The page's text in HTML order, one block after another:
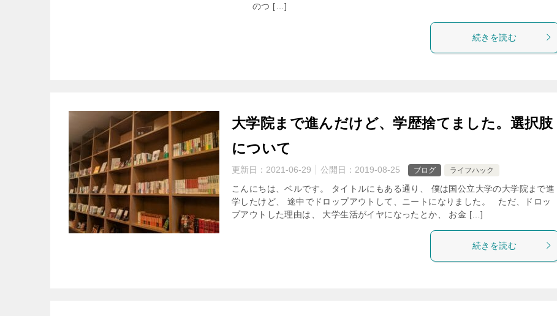
のつ […]
続きを読む
大学院まで進んだけど、学歴捨てました。選択肢
について
更新日： 2021-06-29 公開日： 2019-08-25 ブログ ライフハック
こんにちは、ベルです。 タイトルにもある通り、 僕は国公立大学の大学院まで進
学したけど、 途中でドロップアウトして、ニートになりました。 ただ、ドロッ
プアウトした理由は、 大学生活がイヤになったとか、 お金 […]
続きを読む